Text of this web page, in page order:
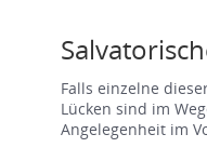
Falls einzelne
Lücken sind im
Angelegenheit im